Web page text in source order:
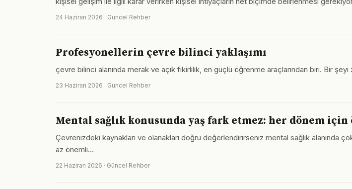
24 Haziran 2026 · Güncel Rehber
Profesyonellerin çevre bilinci yaklaşımı
çevre bilinci alanında merak ve açık fikirlilik, en güçlü öğrenme araçlarından biri. Bir
23 Haziran 2026 · Güncel Rehber
Mental sağlık konusunda yaş fark etmez: her dönem
Çevrenizdeki kaynakları ve olanakları doğru değerlendirirseniz mental sağlık alanında
az önemli…
22 Haziran 2026 · Güncel Rehber